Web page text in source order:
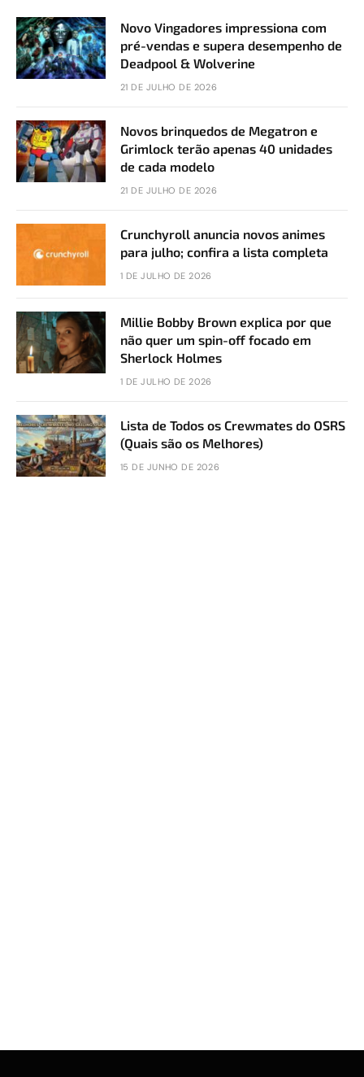
Novo Vingadores impressiona com
pré-vendas e supera desempenho de
Deadpool & Wolverine
21 DE JULHO DE 2026
Novos brinquedos de Megatron e
Grimlock terão apenas 40 unidades
de cada modelo
21 DE JULHO DE 2026
Crunchyroll anuncia novos animes
para julho; confira a lista completa
1 DE JULHO DE 2026
Millie Bobby Brown explica por que
não quer um spin-off focado em
Sherlock Holmes
1 DE JULHO DE 2026
Lista de Todos os Crewmates do OSRS
(Quais são os Melhores)
15 DE JUNHO DE 2026